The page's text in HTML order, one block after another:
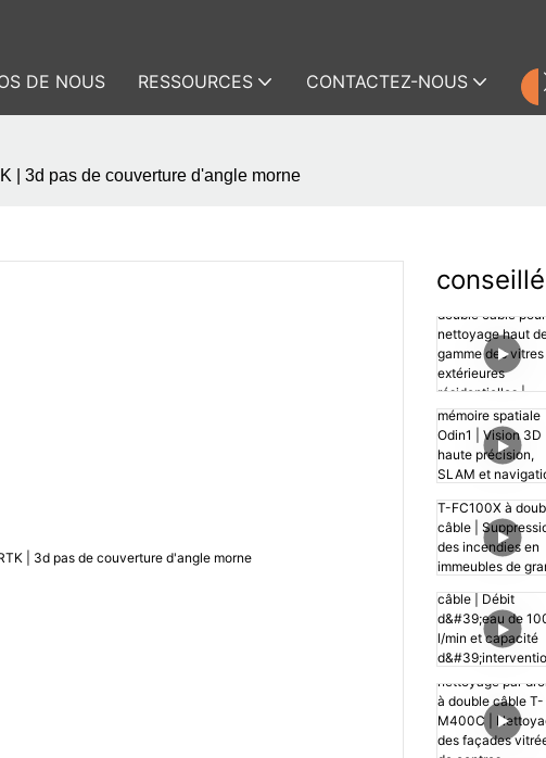
DE NOUS RESSOURCES CONTACTEZ-NOUS
| 3d pas de couverture d'angle morne
conseillé